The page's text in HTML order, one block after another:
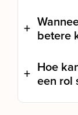
betere
Hoe
een rol